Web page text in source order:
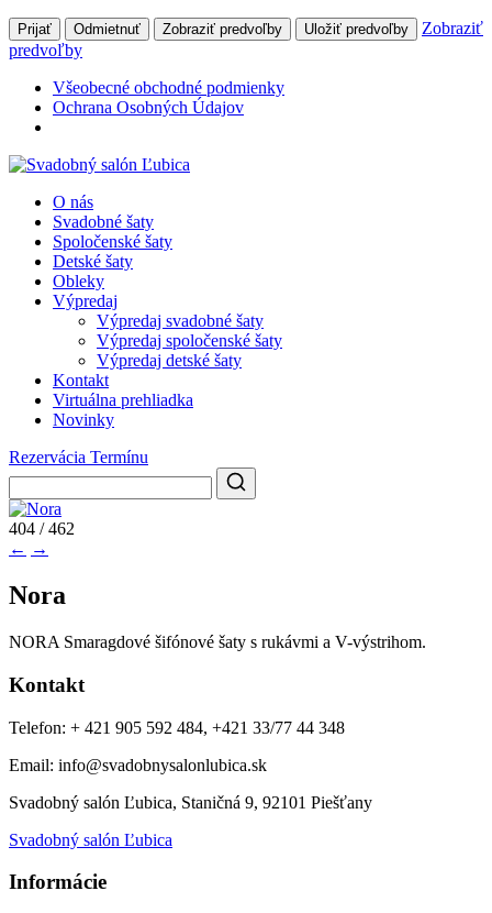
Prijať Odmietnuť Zobraziť predvoľby Uložiť predvoľby
Zobraziť
predvoľby
Všeobecné obchodné podmienky
Ochrana Osobných Údajov
O nás
Svadobné šaty
Spoločenské šaty
Detské šaty
Obleky
Výpredaj
Výpredaj svadobné šaty
Výpredaj spoločenské šaty
Výpredaj detské šaty
Kontakt
Virtuálna prehliadka
Novinky
Rezervácia Termínu
404 / 462
← →
Nora
NORA Smaragdové šifónové šaty s rukávmi a V-výstrihom.
Kontakt
Telefon: + 421 905 592 484, +421 33/77 44 348
Email: info@svadobnysalonlubica.sk
Svadobný salón Ľubica, Staničná 9, 92101 Piešťany
Svadobný salón Ľubica
Informácie